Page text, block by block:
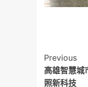
Post
Previous
高雄智慧城
照新科技